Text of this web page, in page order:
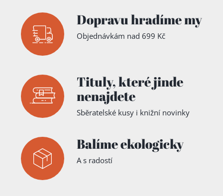
Dopravu hradíme my
Objednávkám nad 699 Kč
Tituly,které jinde
nenajdete
Sběratelské kusy i knižní novinky
Balíme ekologicky
A s radostí